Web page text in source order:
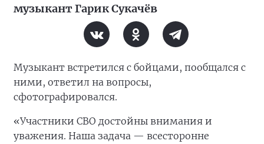
музыкант Гарик Сукачёв
Музыкант встретился с бойцами, пообщался с
ними, ответил на вопросы,
сфотографировался.
«Участники СВО достойны внимания и
уважения. Наша задача — всесторонне